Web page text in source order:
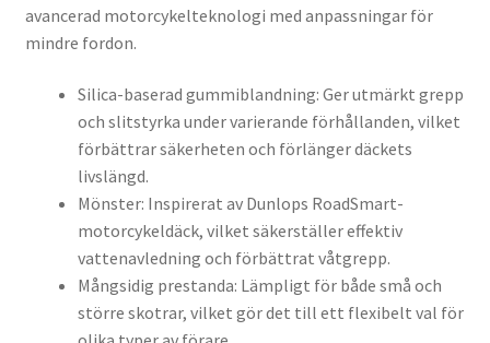
avancerad motorcykelteknologi med anpassningar för
mindre fordon.
Silica-baserad gummiblandning: Ger utmärkt grepp
och slitstyrka under varierande förhållanden, vilket
förbättrar säkerheten och förlänger däckets
livslängd.
Mönster: Inspirerat av Dunlops RoadSmart-
motorcykeldäck, vilket säkerställer effektiv
vattenavledning och förbättrat våtgrepp.
Mångsidig prestanda: Lämpligt för både små och
större skotrar, vilket gör det till ett flexibelt val för